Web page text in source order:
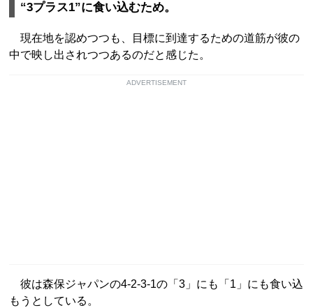
“3プラス1”に食い込むため。
現在地を認めつつも、目標に到達するための道筋が彼の
中で映し出されつつあるのだと感じた。
ADVERTISEMENT
彼は森保ジャパンの4-2-3-1の「3」にも「1」にも食い込
もうとしている。